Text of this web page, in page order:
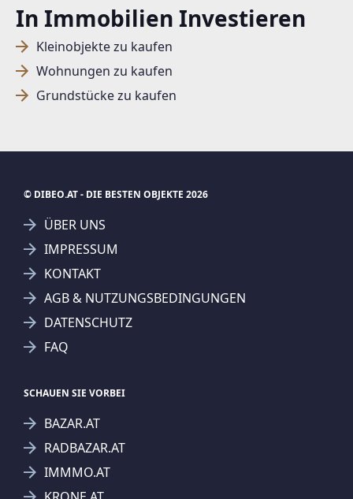
In Immobilien Investieren
Kleinobjekte zu kaufen
Wohnungen zu kaufen
Grundstücke zu kaufen
SUCHAGENT ANLEGEN FÜR DIE
AKTUELLEN SUCHKRITERIEN
Ich stimme der Verarbeitung meiner Daten, wie
zu.
© DIBEO.AT - DIE BESTEN OBJEKTE 2026
ÜBER UNS
IMPRESSUM
KONTAKT
AGB & NUTZUNGSBEDINGUNGEN
DATENSCHUTZ
FAQ
SCHAUEN SIE VORBEI
BAZAR.AT
RADBAZAR.AT
IMMMO.AT